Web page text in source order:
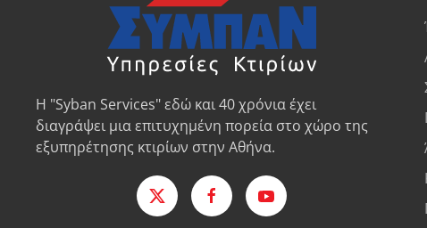
Η "Syban Services" εδώ και 40 χρόνια έχει
διαγράψει μια επιτυχημένη πορεία στο χώρο της
εξυπηρέτησης κτιρίων στην Αθήνα.